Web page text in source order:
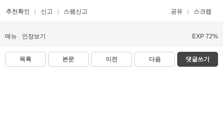
추천확인 신고 스팸신고 공유 스크랩
메뉴 인장보기 EXP 72%
목록 본문 이전 다음 댓글쓰기